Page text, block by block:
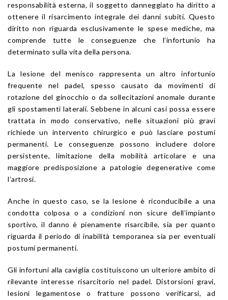
responsabilità esterna, il soggetto danneggiato ha diritto a
ottenere il risarcimento integrale dei danni subiti. Questo
diritto non riguarda esclusivamente le spese mediche, ma
comprende tutte le conseguenze che l’infortunio ha
determinato sulla vita della persona.
La lesione del menisco rappresenta un altro infortunio
frequente nel padel, spesso causato da movimenti di
rotazione del ginocchio o da sollecitazioni anomale durante
gli spostamenti laterali. Sebbene in alcuni casi possa essere
trattata in modo conservativo, nelle situazioni più gravi
richiede un intervento chirurgico e può lasciare postumi
permanenti. Le conseguenze possono includere dolore
persistente, limitazione della mobilità articolare e una
maggiore predisposizione a patologie degenerative come
l’artrosi.
Anche in questo caso, se la lesione è riconducibile a una
condotta colposa o a condizioni non sicure dell’impianto
sportivo, il danno è pienamente risarcibile, sia per quanto
riguarda il periodo di inabilità temporanea sia per eventuali
postumi permanenti.
Gli infortuni alla caviglia costituiscono un ulteriore ambito di
rilevante interesse risarcitorio nel padel. Distorsioni gravi,
lesioni legamentose o fratture possono verificarsi, ad